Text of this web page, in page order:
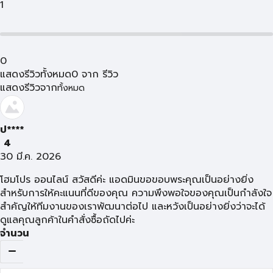
1
0
แสดงรีวิวทั้งหมด0 จาก รีวิว
แสดงรีวิวจากทั้งหมด
ป****
4
30 มี.ค. 2026
โฮมโปร ออนไลน์ สวัสดีค่ะ แอดมินขอขอบพระคุณเป็นอย่างยิ่ง
สำหรับการให้คะแนนที่ดีของคุณ ความพึงพอใจของคุณเป็นกำลังใจ
สำคัญให้ทีมงานของเราพัฒนาต่อไป และหวังเป็นอย่างยิ่งว่าจะได้
ดูแลคุณลูกค้าในคำสั่งซื้อถัดไปค่ะ
จำนวน